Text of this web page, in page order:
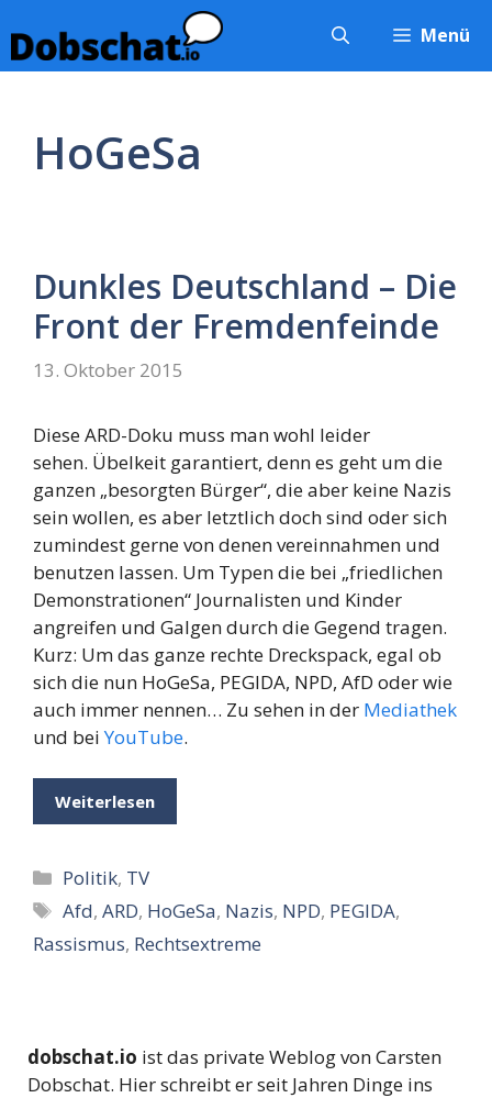
Inhalt
springen
Menü
HoGeSa
Dunkles Deutschland – Die
Front der Fremdenfeinde
13. Oktober 2015
Diese ARD-Doku muss man wohl leider
sehen. Übelkeit garantiert, denn es geht um die
ganzen „besorgten Bürger“, die aber keine Nazis
sein wollen, es aber letztlich doch sind oder sich
zumindest gerne von denen vereinnahmen und
benutzen lassen. Um Typen die bei „friedlichen
Demonstrationen“ Journalisten und Kinder
angreifen und Galgen durch die Gegend tragen.
Kurz: Um das ganze rechte Dreckspack, egal ob
sich die nun HoGeSa, PEGIDA, NPD, AfD oder wie
auch immer nennen… Zu sehen in der Mediathek
und beiYouTube.
Weiterlesen
Kategorien
Politik, TV
Schlagwörter
Afd,ARD, HoGeSa, Nazis, NPD, PEGIDA,
Rassismus, Rechtsextreme
dobschat.io ist das private Weblog von Carsten
Dobschat. Hier schreibt er seit Jahren Dinge ins